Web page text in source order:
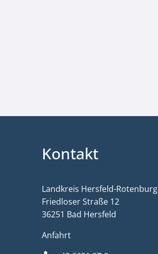
Kontakt
Landkreis Hersfeld-Rotenburg
Friedloser Straße 12
36251 Bad Hersfeld
Anfahrt